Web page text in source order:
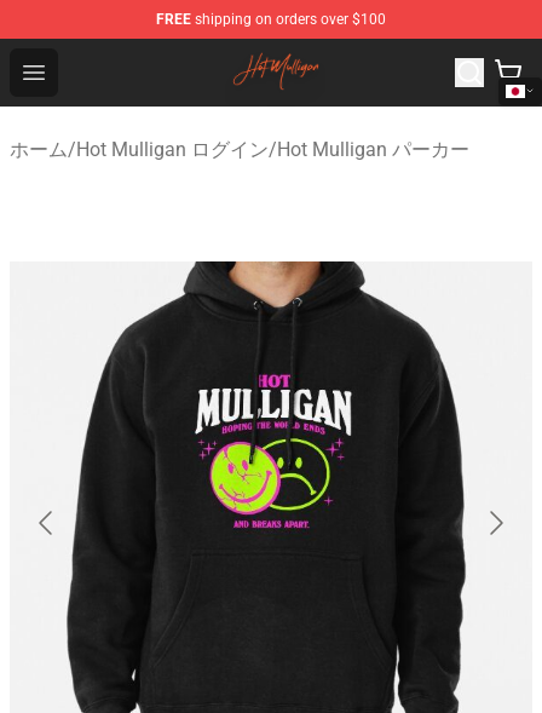
FREE shipping on orders over $100
Open menu
Hot Mulligan Shop - Official Hot Mulligan Merchandise
ホーム/Hot Mulligan ログイン/Hot Mulligan パーカー